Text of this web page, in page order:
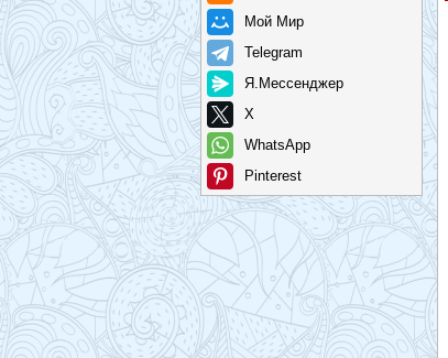
Мой Мир
Telegram
Я.Мессенджер
X
WhatsApp
Pinterest